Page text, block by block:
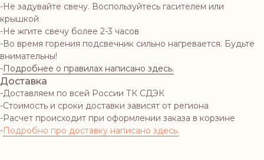
-Не задувайте свечу. Воспользуйтесь гасителем или
крышкой
-Не жгите свечу более 2-3 часов
-Во время горения подсвечник сильно нагревается. Будьте
внимательны!
-Подробнее о правилах написано здесь.
Доставка
-Доставляем по всей России ТК СДЭК
-Стоимость и сроки доставки зависят от региона
-Расчет происходит при оформлении заказа в корзине
-Подробно про доставку написано здесь.